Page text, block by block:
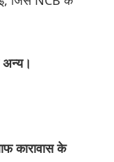
अन्य।
कारावास के